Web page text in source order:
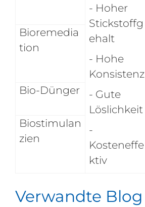
- Hoher
Stickstoffg
ehalt
- Hohe
Konsistenz
- Gute
Löslichkeit
-
Kosteneffe
ktiv
Bioremedia
tion
Bio-Dünger
Biostimulan
zien
Verwandte Blog